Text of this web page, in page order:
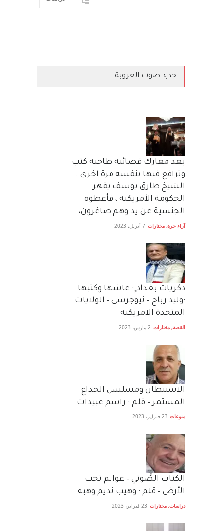
جديد صوت العروبة
بعد معارك قضائية طاحنة كتب
وترافع فيها بنفسه مرة اخرى..
الشيخ طارق يوسف يقهر
الحكومة الأمريكية ، فأعطوه
الجنسية عن يد وهم صاغرون،
آراء حرة, مختارات 7 أبريل، 2023
دكريات بغداد ٍ: عاشها وكتبها
:وليد رباح – نيوجرسي – الولايات
المتحدة الامريكية
القصة, مختارات 2 مارس، 2023
الاستيطان ومسلسل الخداع
المستمر – قلم : راسم عبيدات
منوعات 23 فبراير، 2023
الكتاب الصَّوتي – عوالم تحت
الأرض – قلم : وهيب نديم وهبه
دراسات, مختارات 23 فبراير، 2023